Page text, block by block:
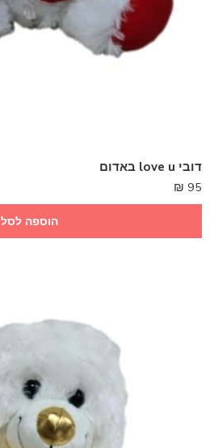
דובי love u באדום
95
₪
הוספה לסל